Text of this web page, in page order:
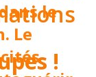
!
le
Le